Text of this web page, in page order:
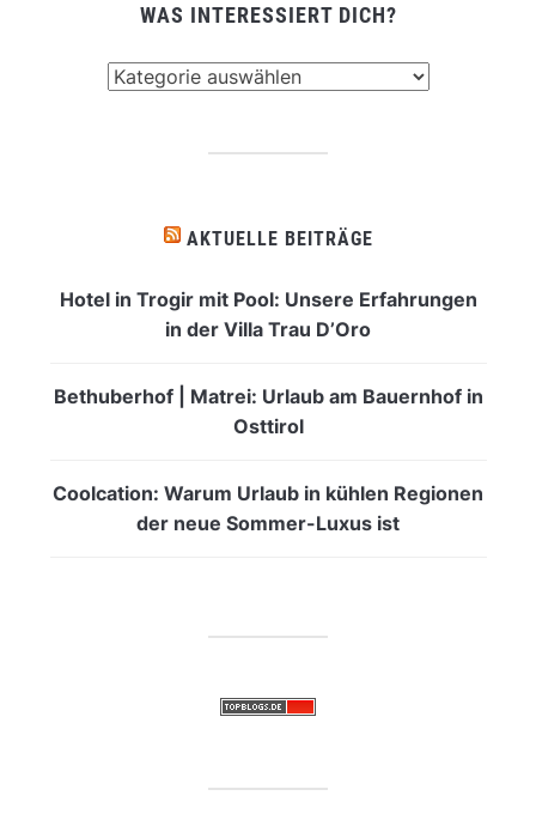
WAS INTERESSIERT DICH?
AKTUELLE BEITRÄGE
Hotel in Trogir mit Pool: Unsere Erfahrungen
in der Villa Trau D’Oro
Bethuberhof | Matrei: Urlaub am Bauernhof in
Osttirol
Coolcation: Warum Urlaub in kühlen Regionen
der neue Sommer-Luxus ist